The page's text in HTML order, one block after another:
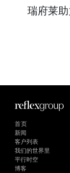
瑞府莱
首页
新闻
客户列表
我们的世界里
平行时空
博客